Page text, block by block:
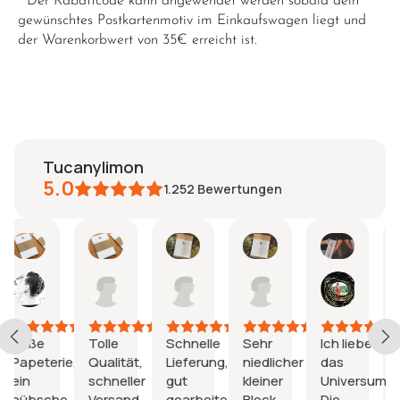
gewünschtes Postkartenmotiv im Einkaufswagen liegt und
der Warenkorbwert von 35€ erreicht ist.
tucanylimon
5.0 1.252 Bewertungen
22.
Juni
2026
06.
Juni
2026
Qualität,
schneller
22.
Mai
2026
Schnelle
Lieferung,
gut
10.
Mai
2026
Sehr
niedlicher
16.
Apr.
2026
Ich liebe
das
Universum!
Ganz
Habe